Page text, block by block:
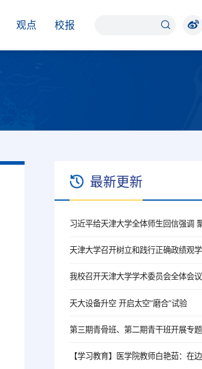
观点 校报
最新更新
我校召开天津大学学术委员会全体会议
天大设备升空 开启太空“磨合”试验